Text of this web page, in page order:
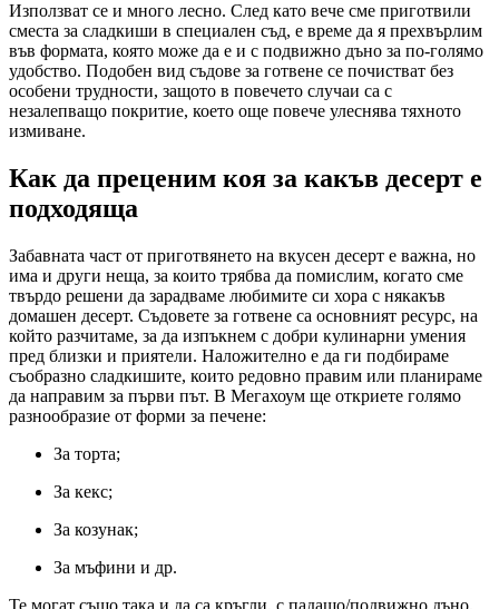
Използват се и много лесно. След като вече сме приготвили
сместа за сладкиши в специален съд, е време да я прехвърлим
във формата, която може да е и с подвижно дъно за по-голямо
удобство. Подобен вид съдове за готвене се почистват без
особени трудности, защото в повечето случаи са с
незалепващо покритие, което още повече улеснява тяхното
измиване.
Как да преценим коя за какъв десерт е
подходяща
Забавната част от приготвянето на вкусен десерт е важна, но
има и други неща, за които трябва да помислим, когато сме
твърдо решени да зарадваме любимите си хора с някакъв
домашен десерт. Съдовете за готвене са основният ресурс, на
който разчитаме, за да изпъкнем с добри кулинарни умения
пред близки и приятели. Наложително е да ги подбираме
съобразно сладкишите, които редовно правим или планираме
да направим за първи път. В Мегахоум ще откриете голямо
разнообразие от форми за печене:
За торта;
За кекс;
За козунак;
За мъфини и др.
Те могат също така и да са кръгли, с падащо/подвижно дъно,